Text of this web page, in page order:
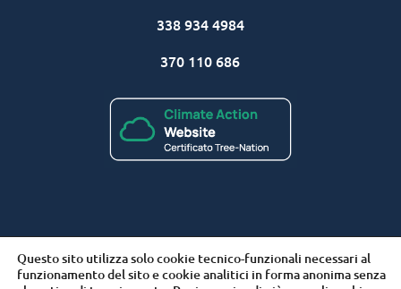
338 934 4984
370 110 686
® PramaWeb | Internet Marketing Solutions| P.IVA
02524540909
Questo sito utilizza solo cookie tecnico-funzionali necessari al
funzionamento del sito e cookie analitici in forma anonima senza